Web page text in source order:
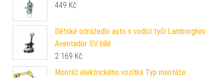
449 Kč
Dětské odrážedlo auto s vodící tyčí Lamborghini
Aventador SV bílé
2 169 Kč
Montáž elektrického vozítka Typ montáže: